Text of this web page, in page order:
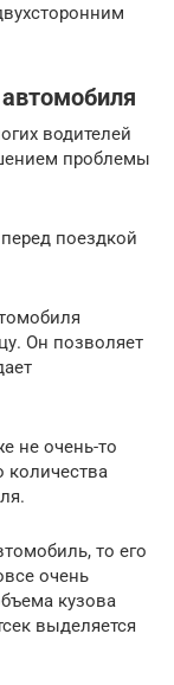
водителей
проблемы
поездкой
Он позволяет
не очень-то
количества
то его
очень
кузова
выделяется